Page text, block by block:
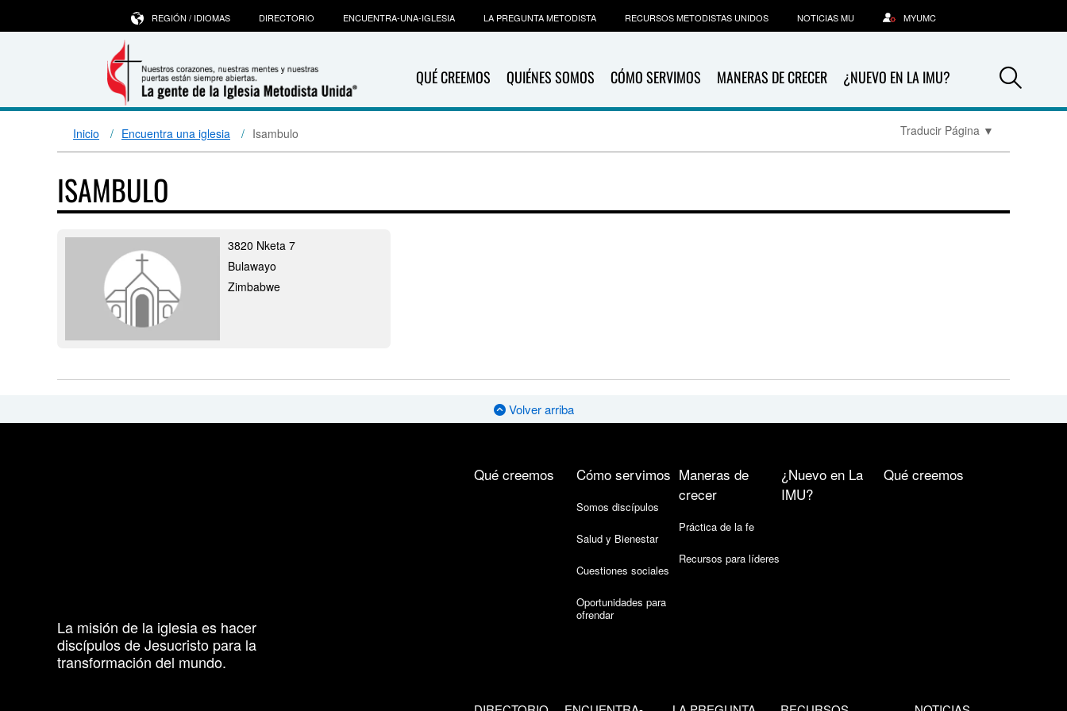
QUÉ CREEMOS QUIÉNES SOMOS CÓMO SERVIMOS MANERAS DE CRECER ¿NUEVO EN LA IMU?
REGIÓN / IDIOMAS DIRECTORIO ENCUENTRA-UNA-IGLESIA LA PREGUNTA METODISTA RECURSOS METODISTAS UNIDOS NOTICIAS MU MYUMC
Inicio Encuentra una iglesia Isambulo Traducir Página ▼
ISAMBULO
3820 Nketa 7
Bulawayo
Zimbabwe
Volver arriba
La misión de la iglesia es hacer
discípulos de Jesucristo para la
transformación del mundo.
Qué creemos Cómo servimos
Somos discípulos
Salud y Bienestar
Cuestiones sociales
Oportunidades para
ofrendar
Maneras de
crecer
Práctica de la fe
Recursos para líderes
¿Nuevo en La
IMU?
Qué creemos